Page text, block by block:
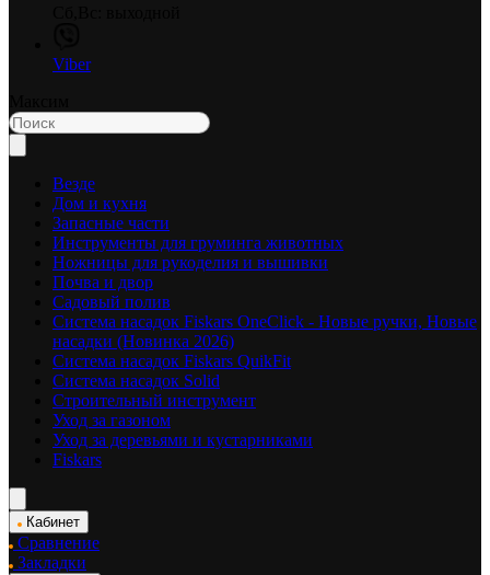
Viber
Везде
Дом и кухня
Запасные части
Инструменты для груминга животных
Ножницы для рукоделия и вышивки
Почва и двор
Садовый полив
Система насадок Fiskars OneClick - Новые ручки, Новые
насадки (Новинка 2026)
Система насадок Fiskars QuikFit
Система насадок Solid
Строительный инструмент
Уход за газоном
Уход за деревьями и кустарниками
Fiskars
Кабинет
Сравнение
Закладки